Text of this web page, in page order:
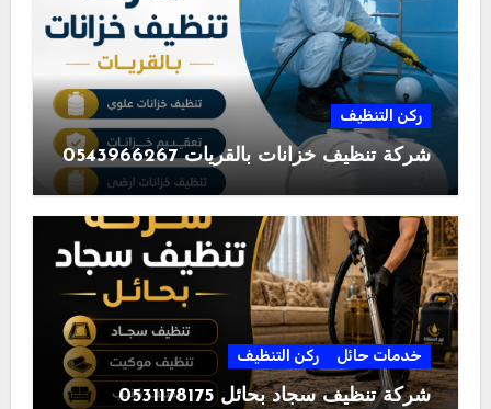
ركن التنظيف
شركة تنظيف خزانات بالقريات 0543966267
خدمات حائل ركن التنظيف
شركة تنظيف سجاد بحائل 0531178175